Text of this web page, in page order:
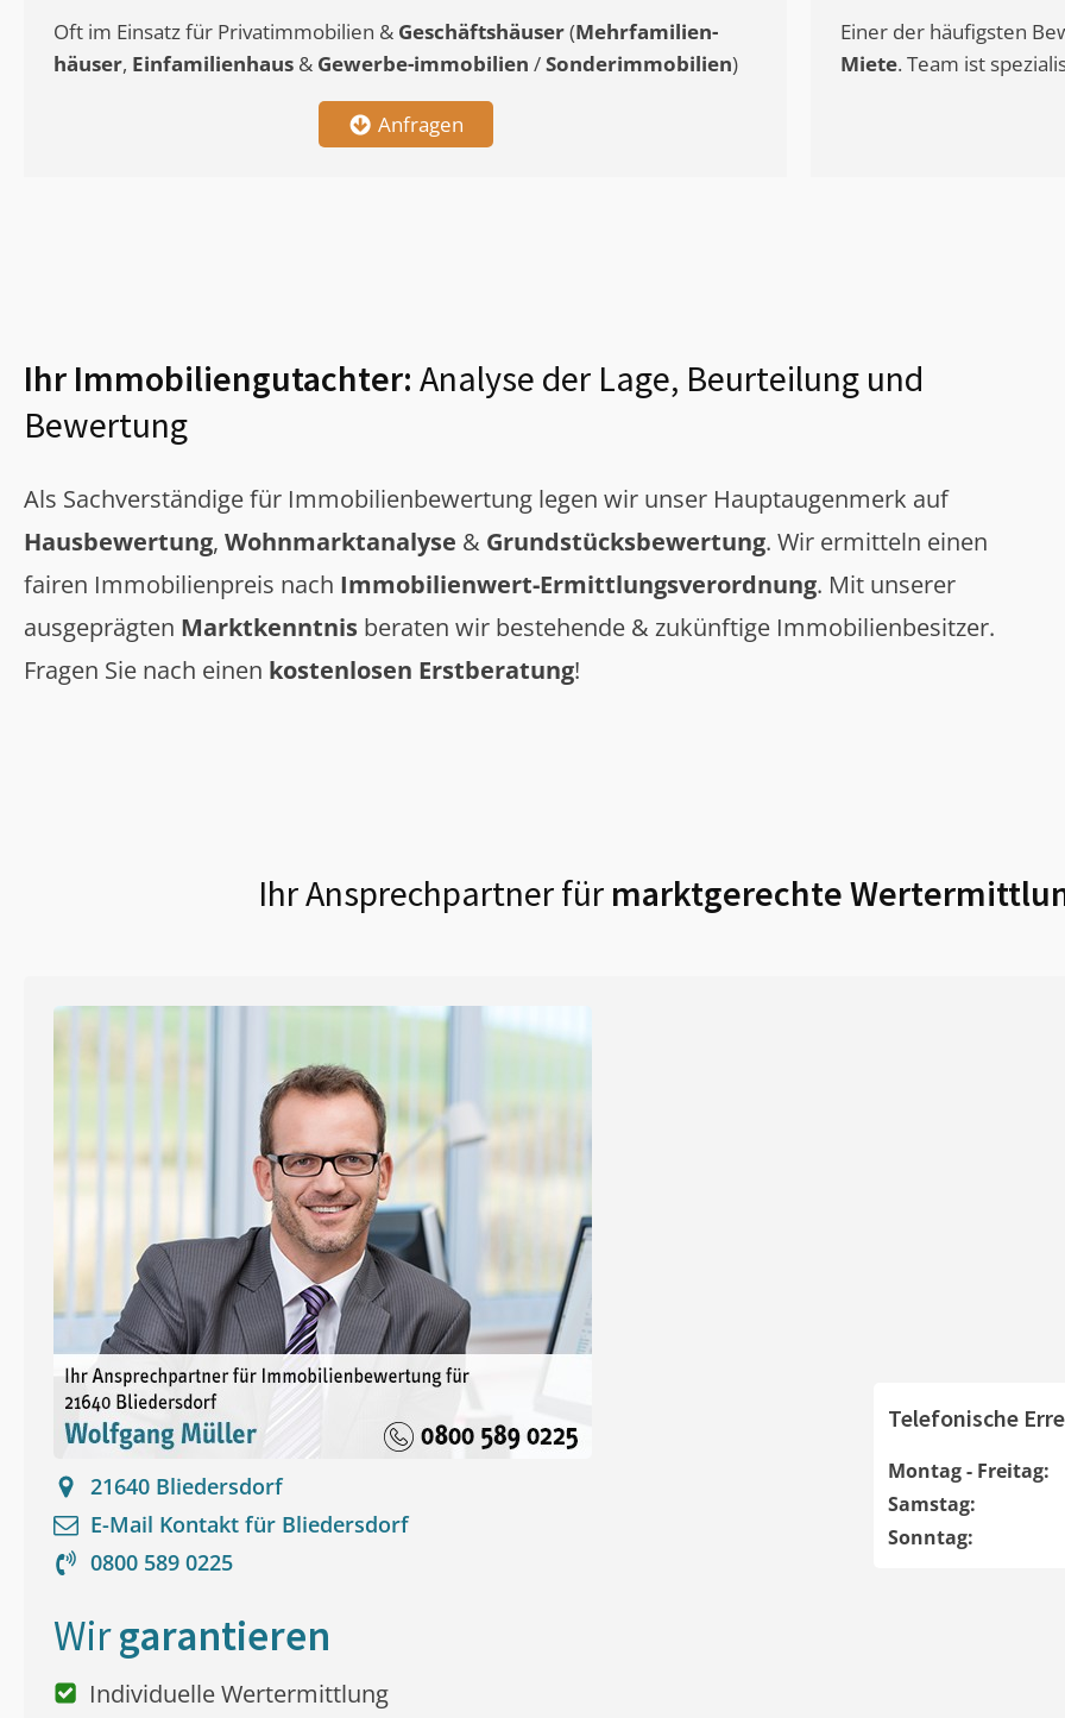
Oft im Einsatz für Privatimmobilien & Geschäftshäuser(Mehrfamilien-
häuser, Einfamilienhaus & Gewerbe-immobilien /Sonderimmobilien)
Anfragen
Einer der häufigsten
Miete. Team ist
Ihr Immobiliengutachter: Analyse der Lage, Beurteilung und
Bewertung
Als Sachverständige für Immobilienbewertung legen wir unser Hauptaugenmerk auf
Hausbewertung, Wohnmarktanalyse & Grundstücksbewertung. Wir ermitteln einen
fairen Immobilienpreis nach Immobilienwert-Ermittlungsverordnung. Mit unserer
ausgeprägten Marktkenntnis beraten wir bestehende & zukünftige Immobilienbesitzer.
Fragen Sie nach einen kostenlosen Erstberatung!
Ihr Ansprechpartner fürmarktgerechte
21640 Bliedersdorf
E-Mail Kontakt für Bliedersdorf
0800 589 0225
Telefonische
Montag - Freitag:
Samstag:
Sonntag:
Wirgarantieren
Individuelle Wertermittlung